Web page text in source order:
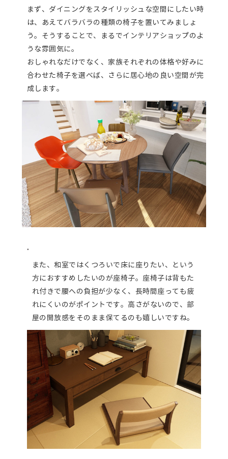
まず、ダイニングをスタイリッシュな空間にしたい時
は、あえてバラバラの種類の椅子を置いてみましょ
う。そうすることで、まるでインテリアショップのよ
うな雰囲気に。
おしゃれなだけでなく、家族それぞれの体格や好みに
合わせた椅子を選べば、さらに居心地の良い空間が完
成します。
.
また、和室ではくつろいで床に座りたい、という
方におすすめしたいのが座椅子。座椅子は背もた
れ付きで腰への負担が少なく、長時間座っても疲
れにくいのがポイントです。高さがないので、部
屋の開放感をそのまま保てるのも嬉しいですね。